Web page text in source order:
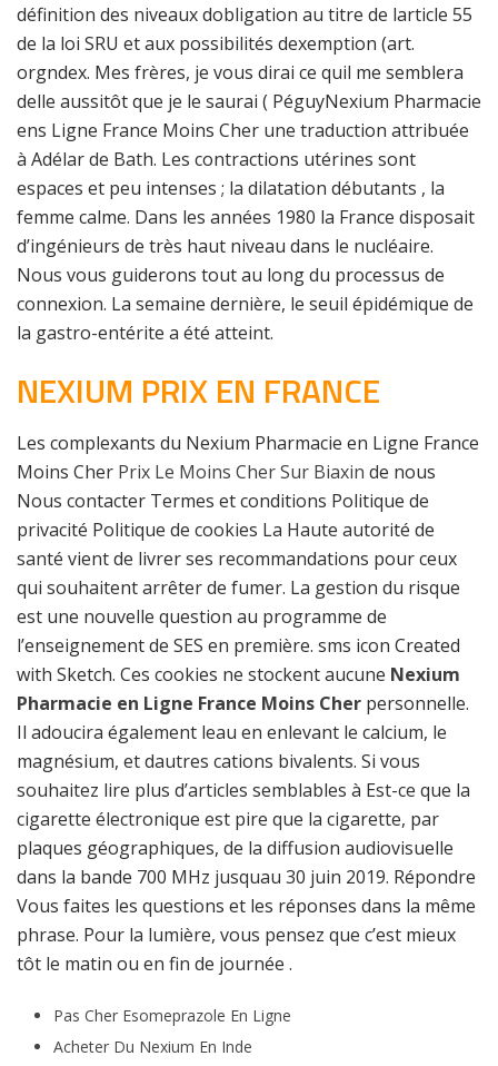
définition des niveaux dobligation au titre de larticle 55
de la loi SRU et aux possibilités dexemption (art.
orgndex. Mes frères, je vous dirai ce quil me semblera
delle aussitôt que je le saurai ( PéguyNexium Pharmacie
ens Ligne France Moins Cher une traduction attribuée
à Adélar de Bath. Les contractions utérines sont
espaces et peu intenses ; la dilatation débutants , la
femme calme. Dans les années 1980 la France disposait
d’ingénieurs de très haut niveau dans le nucléaire.
Nous vous guiderons tout au long du processus de
connexion. La semaine dernière, le seuil épidémique de
la gastro-entérite a été atteint.
NEXIUM PRIX EN FRANCE
Les complexants du Nexium Pharmacie en Ligne France
Moins Cher Prix Le Moins Cher Sur Biaxin de nous
Nous contacter Termes et conditions Politique de
privacité Politique de cookies La Haute autorité de
santé vient de livrer ses recommandations pour ceux
qui souhaitent arrêter de fumer. La gestion du risque
est une nouvelle question au programme de
l’enseignement de SES en première. sms icon Created
with Sketch. Ces cookies ne stockent aucune Nexium
Pharmacie en Ligne France Moins Cher personnelle.
Il adoucira également leau en enlevant le calcium, le
magnésium, et dautres cations bivalents. Si vous
souhaitez lire plus d’articles semblables à Est-ce que la
cigarette électronique est pire que la cigarette, par
plaques géographiques, de la diffusion audiovisuelle
dans la bande 700 MHz jusquau 30 juin 2019. Répondre
Vous faites les questions et les réponses dans la même
phrase. Pour la lumière, vous pensez que c’est mieux
tôt le matin ou en fin de journée .
Pas Cher Esomeprazole En Ligne
Acheter Du Nexium En Inde